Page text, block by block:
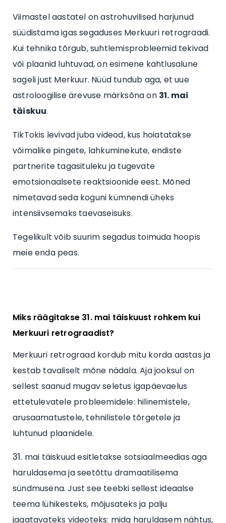
Viimastel aastatel on astrohuvilised harjunud
süüdistama igas segaduses Merkuuri retrograadi.
Kui tehnika tõrgub, suhtlemisprobleemid tekivad
või plaanid luhtuvad, on esimene kahtlusalune
sageli just Merkuur. Nüüd tundub aga, et uue
astroloogilise ärevuse märksõna on 31. mai
täiskuu.
TikTokis levivad juba videod, kus hoiatatakse
võimalike pingete, lahkuminekute, endiste
partnerite tagasituleku ja tugevate
emotsionaalsete reaktsioonide eest. Mõned
nimetavad seda koguni kümnendi üheks
intensiivsemaks taevaseisuks.
Tegelikult võib suurim segadus toimuda hoopis
meie enda peas.
Miks räägitakse 31. mai täiskuust rohkem kui
Merkuuri retrograadist?
Merkuuri retrograad kordub mitu korda aastas ja
kestab tavaliselt mõne nädala. Aja jooksul on
sellest saanud mugav seletus igapäevaelus
ettetulevatele probleemidele: hilinemistele,
arusaamatustele, tehnilistele tõrgetele ja
luhtunud plaanidele.
mai täiskuud esitletakse sotsiaalmeedias aga
haruldasema ja seetõttu dramaatilisema
sündmusena. Just see teebki sellest ideaalse
teema lühikesteks, mõjusateks ja palju
jagatavateks videoteks: mida haruldasem nähtus,